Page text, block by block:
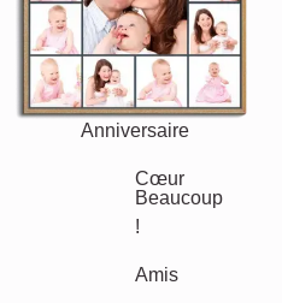
Anniversaire